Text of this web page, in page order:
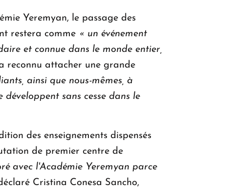
Yeremyan, le passage des
restera comme « un événement
et connue dans le monde entier,
reconnu attacher une grande
ainsi que nous-mêmes, à
sans cesse dans le
des enseignements dispensés
de premier centre de
avec l'Académie Yeremyan parce
Cristina Conesa Sancho,